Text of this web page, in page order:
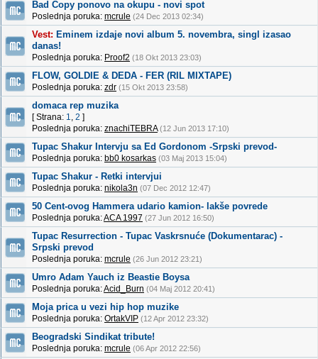
Bad Copy ponovo na okupu - novi spot
Poslednja poruka: mcrule (24 Dec 2013 02:34)
Vest: Eminem izdaje novi album 5. novembra, singl izasao
danas!
Poslednja poruka: Proof2 (18 Okt 2013 23:03)
FLOW, GOLDIE & DEDA - FER (RIL MIXTAPE)
Poslednja poruka: zdr (15 Okt 2013 23:58)
domaca rep muzika
[ Strana: 1, 2 ]
Poslednja poruka: znachiTEBRA (12 Jun 2013 17:10)
Tupac Shakur Intervju sa Ed Gordonom -Srpski prevod-
Poslednja poruka: bb0 kosarkas (03 Maj 2013 15:04)
Tupac Shakur - Retki intervjui
Poslednja poruka: nikola3n (07 Dec 2012 12:47)
50 Cent-ovog Hammera udario kamion- lakše povrede
Poslednja poruka:ACA 1997 (27 Jun 2012 16:50)
Tupac Resurrection - Tupac Vaskrsnuće (Dokumentarac) -
Srpski prevod
Poslednja poruka: mcrule (26 Jun 2012 23:21)
Umro Adam Yauch iz Beastie Boysa
Poslednja poruka:Acid_Burn (04 Maj 2012 20:41)
Moja prica u vezi hip hop muzike
Poslednja poruka: OrtakVIP (12 Apr 2012 23:32)
Beogradski Sindikat tribute!
Poslednja poruka: mcrule (06 Apr 2012 22:56)